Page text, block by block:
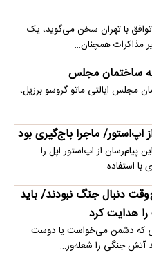
با تهران سخن می‌گوید، یک
مذاکرات همچنان…
به ساختمان مجلس
مجلس ایالتی ماتو گروسو برزیل،
اپ‌استور/ ماجرا باج‌گیری بود
پیام‌رسان از اپ‌استور اپل را
استفاده…
دنبال جنگ نبودند/ باید
هدایت کرد
که دشمن می‌خواست یا دوست
آتش جنگی را شعله‌ور…